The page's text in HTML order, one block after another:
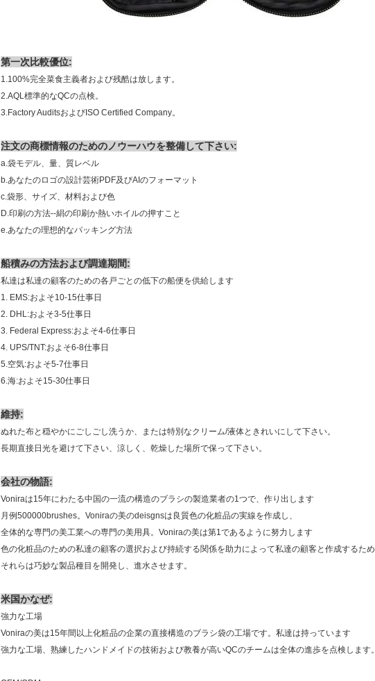
第一次比較優位:
1.100%完全菜食主義者および残酷は放します。
2.AQL標準的なQCの点検。
3.Factory AuditsおよびISO Certified Company。
注文の商標情報のためのノウーハウを整備して下さい:
a.袋モデル、量、質レベル
b.あなたのロゴの設計芸術PDF及びAIのフォーマット
c.袋形、サイズ、材料および色
D.印刷の方法--絹の印刷か熱いホイルの押すこと
e.あなたの理想的なパッキング方法
船積みの方法および調達期間:
私達は私達の顧客のための各戸ごとの低下の船便を供給します
1. EMS:およそ10-15仕事日
2. DHL:およそ3-5仕事日
3. Federal Express:およそ4-6仕事日
4. UPS/TNT:およそ6-8仕事日
5.空気:およそ5-7仕事日
6.海:およそ15-30仕事日
維持:
ぬれた布と穏やかにごしごし洗うか、または特別なクリーム/液体ときれいにして下さい。
長期直接日光を避けて下さい、涼しく、乾燥した場所で保って下さい。
会社の物語:
Voniraは15年にわたる中国の一流の構造のブラシの製造業者の1つで、作り出します
月例500000brushes。Voniraの美のdeisgnsは良質色の化粧品の実線を作成し、
全体的な専門の美工業への専門の美用具。Voniraの美は第1であるように努力します
色の化粧品のための私達の顧客の選択および持続する関係を助力によって私達の顧客と作成するため
それらは巧妙な製品種目を開発し、進水させます。
米国かなぜ:
強力な工場
Voniraの美は15年間以上化粧品の企業の直接構造のブラシ袋の工場です。私達は持っています
強力な工場、熟練したハンドメイドの技術および教養が高いQCのチームは全体の進歩を点検します。